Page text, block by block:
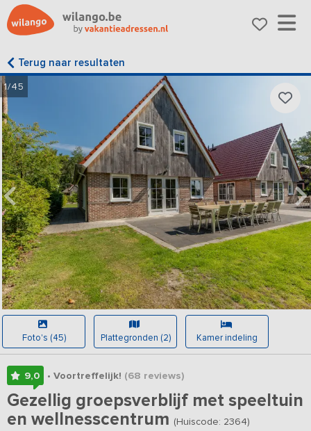
Terug naar resultaten
1/45
Foto's (45) Plattegronden (2) Kamer indeling
9,0 • Voortreffelijk! (68 reviews)
Gezellig groepsverblijf met speeltuin
en wellnesscentrum (Huiscode: 2364)